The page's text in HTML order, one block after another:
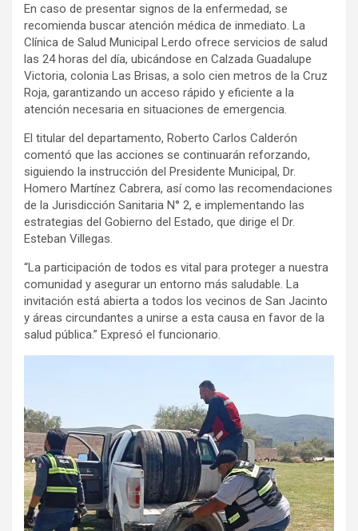
En caso de presentar signos de la enfermedad, se
recomienda buscar atención médica de inmediato. La
Clínica de Salud Municipal Lerdo ofrece servicios de salud
las 24 horas del día, ubicándose en Calzada Guadalupe
Victoria, colonia Las Brisas, a solo cien metros de la Cruz
Roja, garantizando un acceso rápido y eficiente a la
atención necesaria en situaciones de emergencia.
El titular del departamento, Roberto Carlos Calderón
comentó que las acciones se continuarán reforzando,
siguiendo la instrucción del Presidente Municipal, Dr.
Homero Martínez Cabrera, así como las recomendaciones
de la Jurisdicción Sanitaria N° 2, e implementando las
estrategias del Gobierno del Estado, que dirige el Dr.
Esteban Villegas.
“La participación de todos es vital para proteger a nuestra
comunidad y asegurar un entorno más saludable. La
invitación está abierta a todos los vecinos de San Jacinto
y áreas circundantes a unirse a esta causa en favor de la
salud pública.” Expresó el funcionario.